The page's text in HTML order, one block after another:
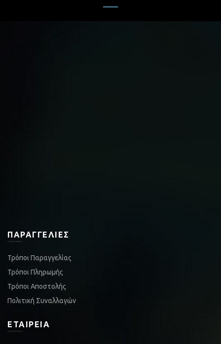
ΠΑΡΑΓΓΕΛΊΕΣ
Τρόποι Παραγγελίας
Τρόποι Πληρωμής
Τρόποι Αποστολής
Πολιτική Συναλλαγών
ΕΤΑΙΡΕΊΑ